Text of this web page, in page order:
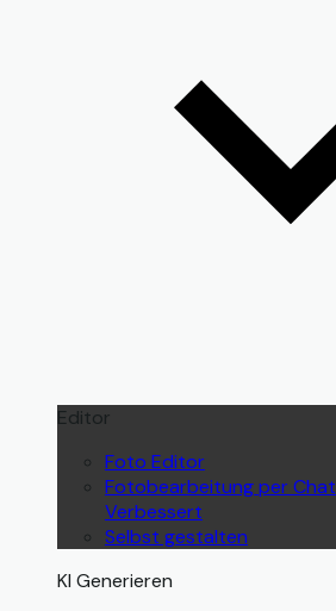
Editor
Foto Editor
Fotobearbeitung per Chat
Verbessert
Selbst gestalten
KI Generieren